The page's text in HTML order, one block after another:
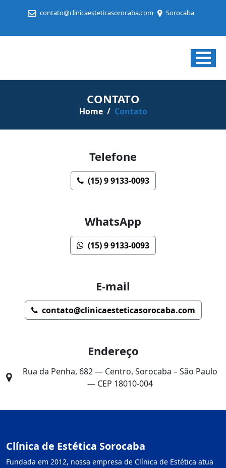
contato@clinicaesteticasorocaba.com Sorocaba
CONTATO
Home / Contato
Telefone
(15) 9 9133-0093
WhatsApp
(15) 9 9133-0093
E-mail
contato@clinicaesteticasorocaba.com
Endereço
Rua da Penha, 682 — Centro, Sorocaba – São Paulo
— CEP 18010-004
Clínica de Estética Sorocaba
Fundada em 2012, nossa empresa de Clínica de Estética atua